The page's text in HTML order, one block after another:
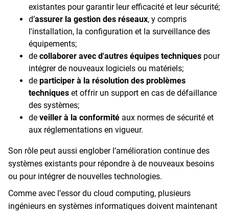
existantes pour garantir leur efficacité et leur sécurité;
d’assurer la gestion des réseaux, y compris
l'installation, la configuration et la surveillance des
équipements;
de collaborer avec d'autres équipes techniques pour
intégrer de nouveaux logiciels ou matériels;
de participer à la résolution des problèmes
techniques et offrir un support en cas de défaillance
des systèmes;
de veiller à la conformité aux normes de sécurité et
aux réglementations en vigueur.
Son rôle peut aussi englober l’amélioration continue des
systèmes existants pour répondre à de nouveaux besoins
ou pour intégrer de nouvelles technologies.
Comme avec l’essor du cloud computing, plusieurs
ingénieurs en systèmes informatiques doivent maintenant